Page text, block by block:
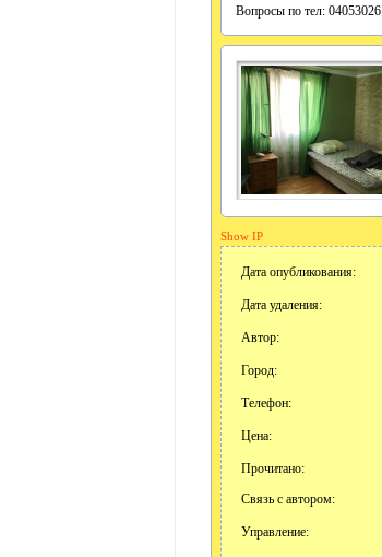
Вопросы по тел:
Show IP
Дата опубликования:
Дата удаления:
Автор:
Город:
Телефон:
Цена:
Прочитано:
Связь с автором:
Управление: